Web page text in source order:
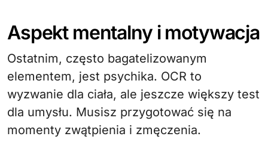
Aspekt mentalny i motywacja
Ostatnim, często bagatelizowanym
elementem, jest psychika. OCR to
wyzwanie dla ciała, ale jeszcze większy test
dla umysłu. Musisz przygotować się na
momenty zwątpienia i zmęczenia.